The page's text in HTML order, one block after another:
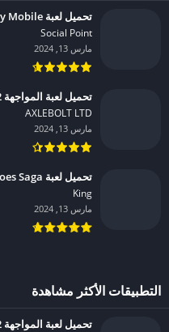
تحميل لعبة Dragon City Mobile مهكرة للاندرويد 2024
Social Point‏
مارس 13, 2024
تحميل لعبة المواجهة 2 مهكرة للاندرويد 2024
AXLEBOLT LTD‏
مارس 13, 2024
تحميل لعبة Farm Heroes Saga مهكرة للاندرويد 2024
King‏
مارس 13, 2024
التطبيقات الأكثر مشاهدة
تحميل لعبة المواجهة 2 مهكرة للاندرويد 2024